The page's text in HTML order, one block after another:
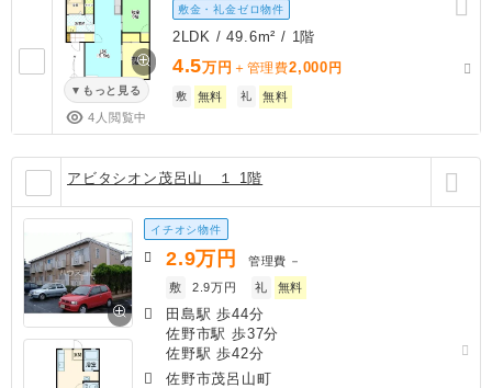
もっと見る
4人閲覧中
敷金・礼金ゼロ物件
2LDK / 49.6m² / 1階
4.5万円 ＋管理費2,000 円
敷 無料 礼 無料
アビタシオン茂呂山 １ 1階
イチオシ物件
2.9万円 管理費 －
敷
2.9万円 礼 無料
田島駅 歩44分
佐野市駅 歩37分
佐野駅 歩42分
佐野市茂呂山町